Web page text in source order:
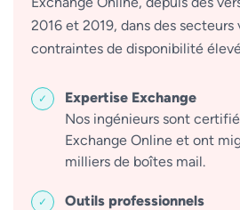
2016 et 2019, dans des secteurs
contraintes de disponibilité
Expertise Exchange
Nos ingénieurs sont
Exchange Online et ont
milliers de boîtes mail.
Outils professionnels